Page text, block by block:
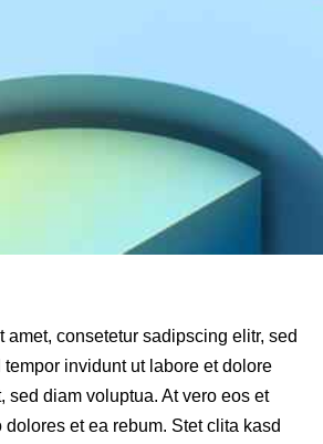
amet, consetetur sadipscing elitr, sed
invidunt ut labore et dolore
sed diam voluptua. At vero eos et
et ea rebum. Stet clita kasd